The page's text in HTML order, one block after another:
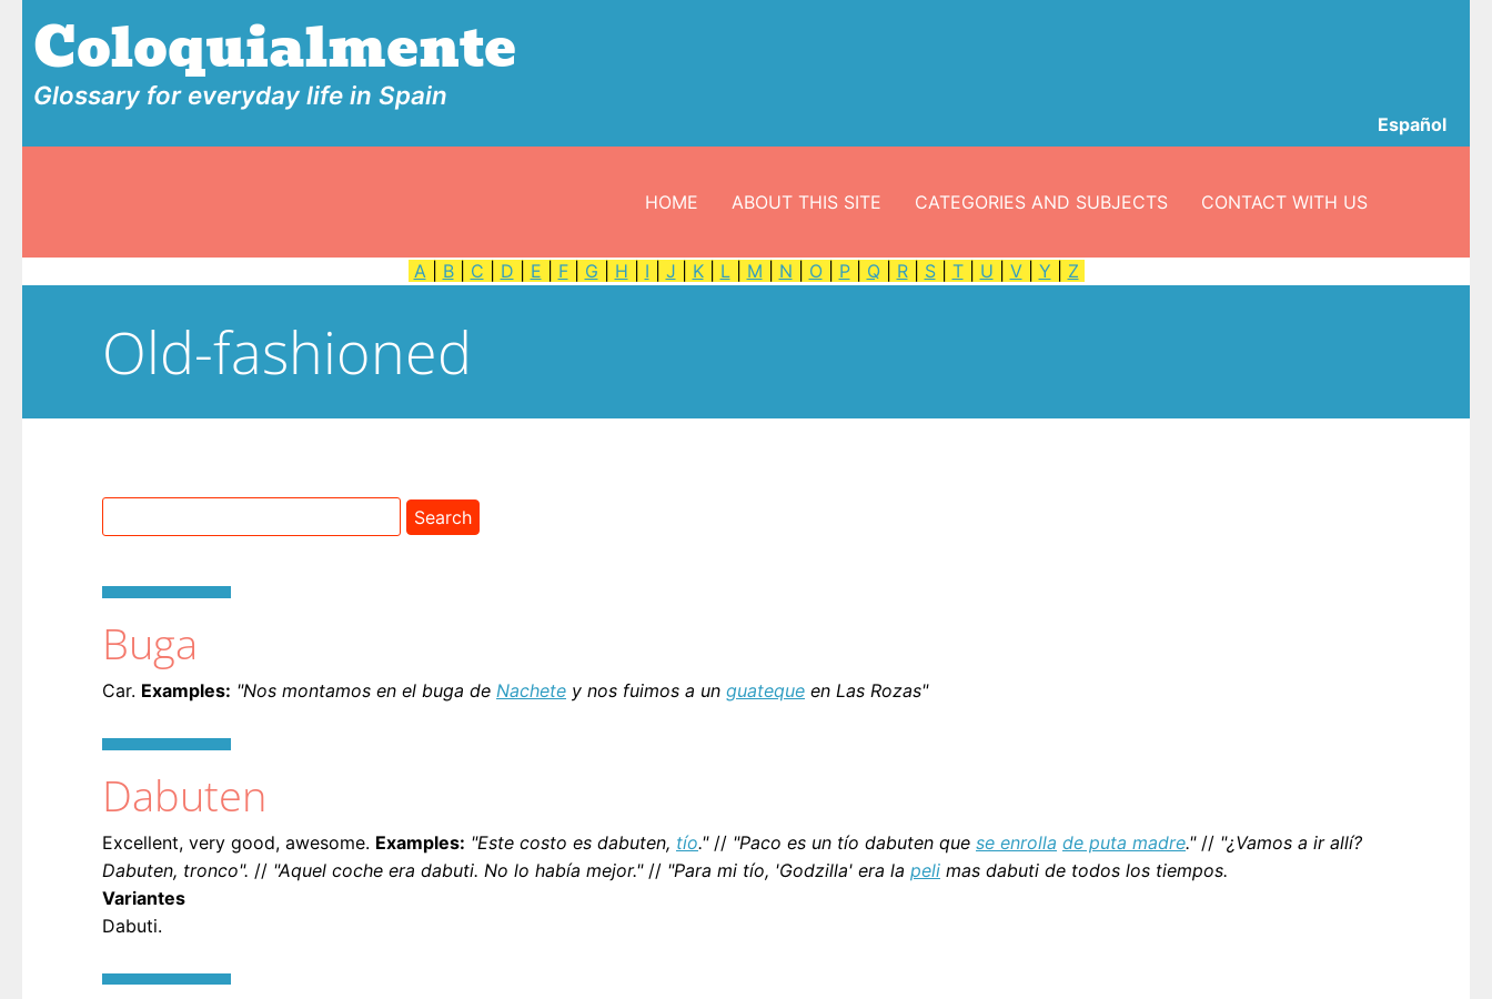
Coloquialmente
Glossary for everyday life in Spain
Español
HOME ABOUT THIS SITE CATEGORIES AND SUBJECTS CONTACT WITH US
A| B| C D E F| G H I J K| L| M N O| P| Q| R| S| T| U V| Y Z
Old-fashioned
Buga
Car. Examples: "Nos montamos en el buga de Nachete y nos fuimos a un guateque en Las Rozas"
Dabuten
Excellent, very good, awesome. Examples: "Este costo es dabuten, tío."// "Paco es un tío dabuten que se enrolla de puta madre."// "¿Vamos a ir allí?
Dabuten, tronco". // "Aquel coche era dabuti. No lo había mejor."// "Para mi tío, 'Godzilla' era la peli mas dabuti de todos los tiempos.
Variantes
Dabuti.